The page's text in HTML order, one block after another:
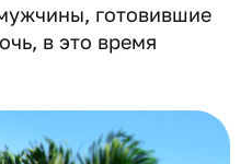
готовившие
в это время